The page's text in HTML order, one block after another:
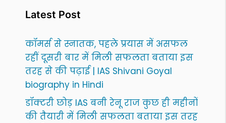
Latest Post
कॉमर्स से स्नातक, पहले प्रयास में असफल
रहीं दूसरी बार में मिली सफलता बताया इस
तरह से की पढ़ाई | IAS Shivani Goyal
biography in Hindi
डॉक्टरी छोड़ IAS बनी रेनू राज कुछ ही महीनों
की तैयारी में मिली सफलता बताया इस तरह